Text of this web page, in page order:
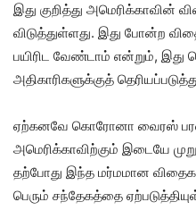
இது குறித்து அமெரிக்காவின்
விடுத்துள்ளது. இது போன்ற
பயிரிட வேண்டாம் என்றும், இது
அதிகாரிகளுக்குத்
ஏற்கனவே கொரோனா வைரஸ்
அமெரிக்காவிற்கும் இடையே
தற்போது இந்த மர்மமான
பெரும் சந்தேகத்தை